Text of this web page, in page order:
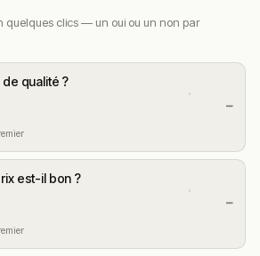
quelques clics — un oui ou un non par
qualité ?
—
est-il bon ?
—